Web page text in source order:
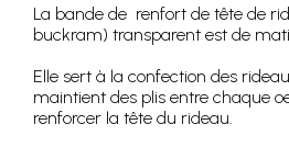
La bande de renfort de tête de
buckram) transparent est de
Elle sert à la confection des
maintient des plis entre chaque
renforcer la tête du rideau.